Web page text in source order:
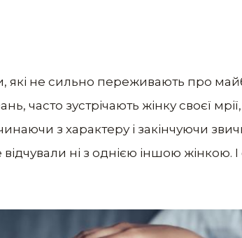
які не сильно переживають про
часто зустрічають жінку своєї
з характеру і закінчуючи
ні з однією іншою жінкою.